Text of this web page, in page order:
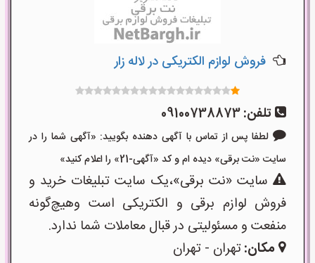
فروش لوازم الکتریکی در لاله زار
تلفن:09100738873
لطفا پس از تماس با آگهی دهنده بگویید: «آگهی شما را در
سایت «نت برقی» دیده ام و کد «آگهی-21» را اعلام کنید»
سایت «نت برقی»،یک سایت تبلیغات خرید و
فروش لوازم برقی و الکتریکی است وهیچ‌گونه
منفعت و مسئولیتی در قبال معاملات شما ندارد.
مکان:تهران - تهران